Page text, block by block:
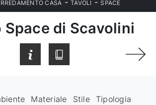
CASA - TAVOLI - SPACE
Space di Scavolini
Materiale Stile Tipologia